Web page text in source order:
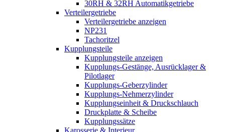
30RH & 32RH Automatikgetriebe
Verteilergetriebe
Verteilergetriebe anzeigen
NP231
Tachoritzel
Kupplungsteile
Kupplungsteile anzeigen
Kupplungs-Gestänge, Ausrücklager &
Pilotlager
Kupplungs-Geberzylinder
Kupplungs-Nehmerzylinder
Kupplungseinheit & Druckschlauch
Druckplatte & Scheibe
Kupplungssätze
Karosserie & Interieur